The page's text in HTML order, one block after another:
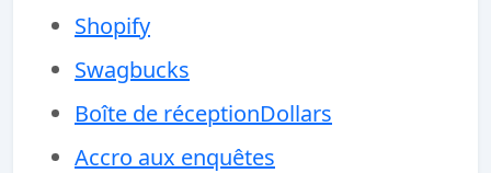
Shopify
Swagbucks
Boîte de réceptionDollars
Accro aux enquêtes